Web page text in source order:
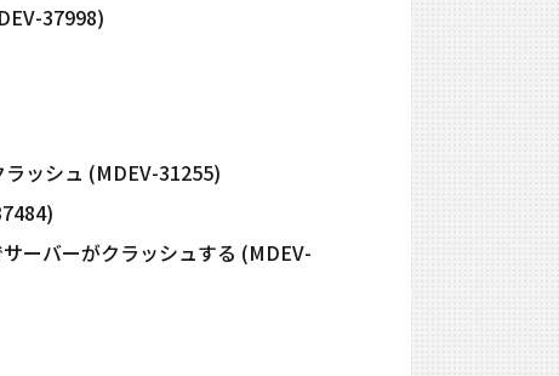
37998)
ッシュ (MDEV-31255)
ーバーがクラッシュする (MDEV-